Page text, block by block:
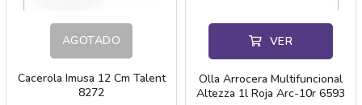
AGOTADO
Cacerola Imusa 12 Cm Talent
8272
VER
Olla Arrocera Multifuncional
Altezza 1l Roja Arc-10r 6593